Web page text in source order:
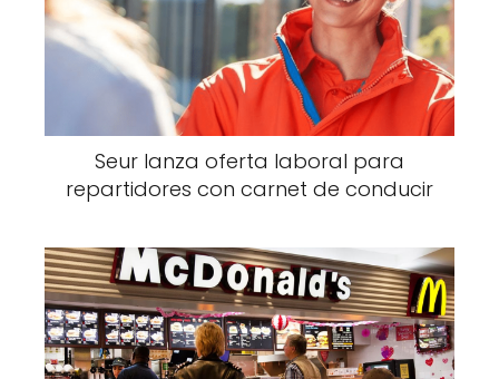
Seur lanza oferta laboral para
repartidores con carnet de conducir